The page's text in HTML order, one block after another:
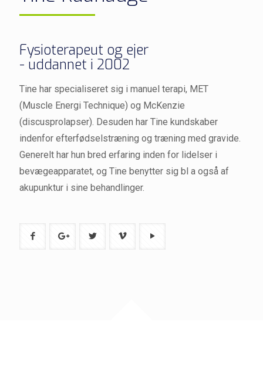
Fysioterapeut og ejer
- uddannet i 2002
Tine har specialiseret sig i manuel terapi, MET
(Muscle Energi Technique) og McKenzie
(discusprolapser). Desuden har Tine kundskaber
indenfor efterfødselstræning og træning med gravide.
Generelt har hun bred erfaring inden for lidelser i
bevægeapparatet, og Tine benytter sig bl a også af
akupunktur i sine behandlinger.